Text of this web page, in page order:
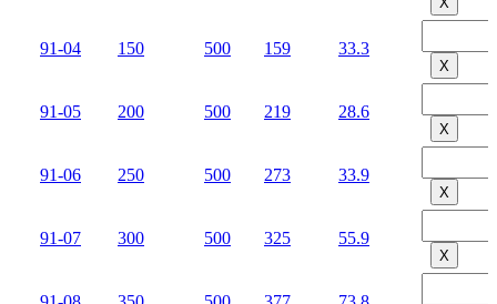
91-04 150 500 159 33.3
Х
91-05 200 500 219 28.6
Х
91-06 250 500 273 33.9
Х
91-07 300 500 325 55.9
Х